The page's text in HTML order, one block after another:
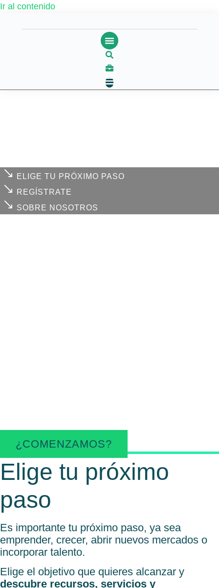
Ir al contenido
ELIGE TU PRÓXIMO PASO
REGÍSTRATE
SOBRE NOSOTROS
¿COMENZAMOS?
Elige tu próximo
paso
Es importante tu próximo paso, ya sea
emprender, crecer, abrir nuevos mercados o
incorporar talento.
Elige el objetivo que quieres alcanzar y
descubre recursos, servicios y